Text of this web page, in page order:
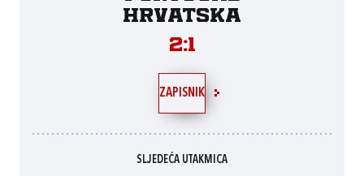
Hrvatska
2:1
ZAPISNIK
SLJEDEĆA UTAKMICA